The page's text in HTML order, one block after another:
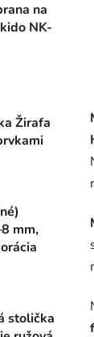
na
NK-
Žirafa
mm,
stolička